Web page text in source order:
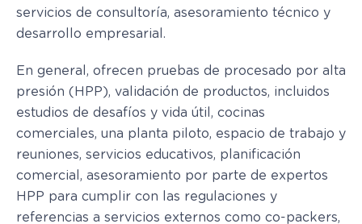
servicios de consultoría, asesoramiento técnico y
desarrollo empresarial.
En general, ofrecen pruebas de procesado por alta
presión (HPP), validación de productos, incluidos
estudios de desafíos y vida útil, cocinas
comerciales, una planta piloto, espacio de trabajo y
reuniones, servicios educativos, planificación
comercial, asesoramiento por parte de expertos
HPP para cumplir con las regulaciones y
referencias a servicios externos como co-packers,